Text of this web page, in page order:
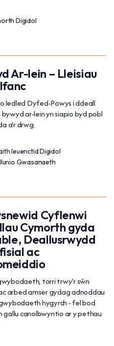
Digidol
Ar-lein – Lleisiau
ledled Dyfed-Powys i ddeall
ar-lein yn siapio byd pobl
a'r drwg.
Ieuenctid Digidol
Gwasanaeth
Cyflenwi
Cymorth gyda
Deallusrwydd
ac
torri trwy'r sŵn
arbed amser gydag adnoddau
hygyrch - fel bod
gallu canolbwyntio ar y pethau